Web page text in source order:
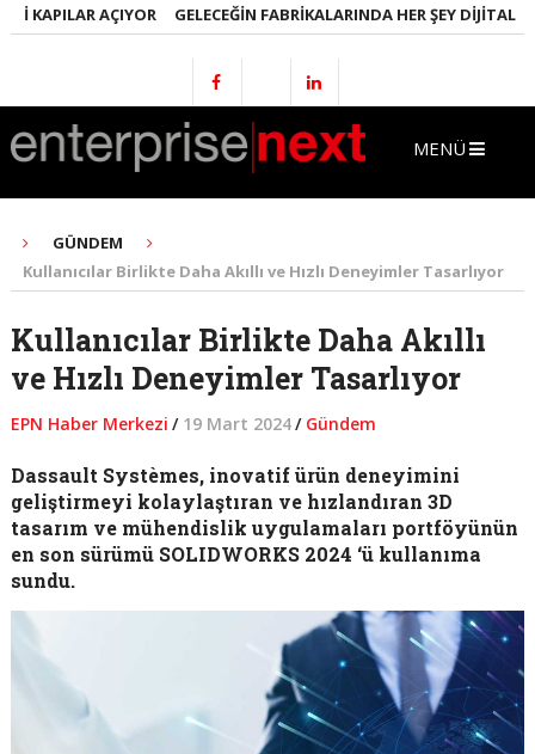
AÇIYOR GELECEĞIN FABRIKALARINDA HER ŞEY DIJITAL
MENÜ
GÜNDEM
Kullanıcılar Birlikte Daha Akıllı ve Hızlı Deneyimler Tasarlıyor
Kullanıcılar Birlikte Daha Akıllı
ve Hızlı Deneyimler Tasarlıyor
EPN Haber Merkezi / 19 Mart 2024/ Gündem
Dassault Systèmes, inovatif ürün deneyimini
geliştirmeyi kolaylaştıran ve hızlandıran 3D
tasarım ve mühendislik uygulamaları portföyünün
en son sürümü SOLIDWORKS 2024 ‘ü kullanıma
sundu.